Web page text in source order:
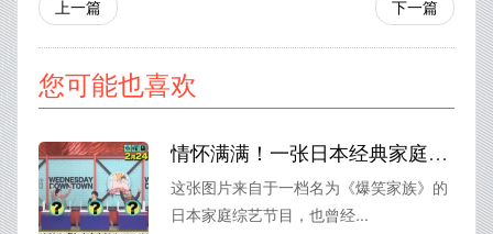
上一篇 下一篇
您可能也喜欢
情怀满满！一张日本经典家庭综艺节目图片勾起无数人的回忆
这张图片来自于一档名为《爆笑家族》的
日本家庭综艺节目，也曾经...